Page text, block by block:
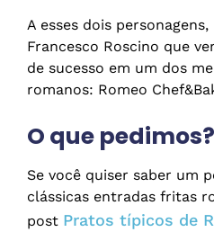
A esses dois
Francesco Roscino que
de sucesso em um dos
romanos: Romeo
O que pedimos?
Se você quiser saber um
clássicas entradas fritas
post Pratos típicos de